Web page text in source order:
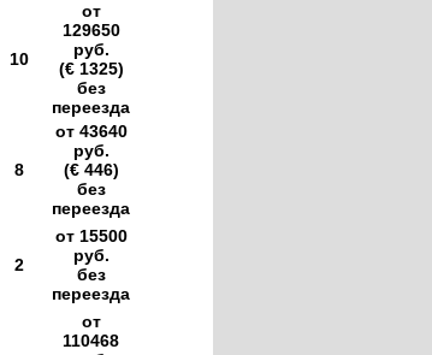
10
от
129650
руб.
(€ 1325)
без
переезда
8
от 43640
руб.
(€ 446)
без
переезда
2
от 15500
руб.
без
переезда
от
110468